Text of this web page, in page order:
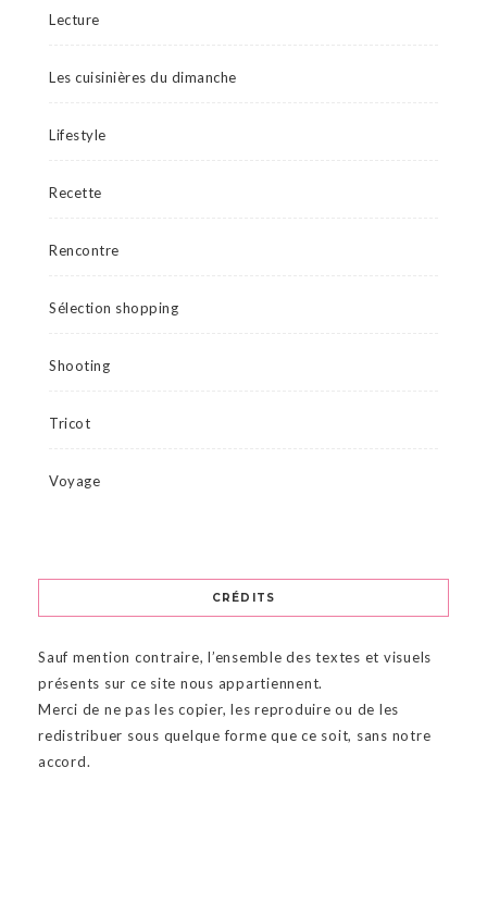
Lecture
Les cuisinières du dimanche
Lifestyle
Recette
Rencontre
Sélection shopping
Shooting
Tricot
Voyage
CRÉDITS
Sauf mention contraire, l’ensemble des textes et visuels
présents sur ce site nous appartiennent.
Merci de ne pas les copier, les reproduire ou de les
redistribuer sous quelque forme que ce soit, sans notre
accord.